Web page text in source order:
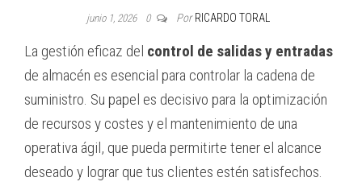
junio 1, 2026 0 Por RICARDO TORAL
La gestión eficaz del control de salidas y entradas
de almacén es esencial para controlar la cadena de
suministro. Su papel es decisivo para la optimización
de recursos y costes y el mantenimiento de una
operativa ágil, que pueda permitirte tener el alcance
deseado y lograr que tus clientes estén satisfechos.